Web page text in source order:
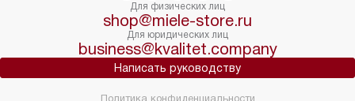
Для физических лиц
shop@miele-store.ru
Для юридических лиц
business@kvalitet.company
Написать руководству
Политика конфиденциальности